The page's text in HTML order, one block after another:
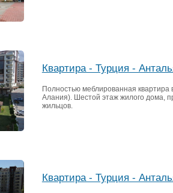
Квартира - Турция -
Полностью меблированная квартира
Алания). Шестой этаж жилого дома,
жильцов.
Квартира - Турция -